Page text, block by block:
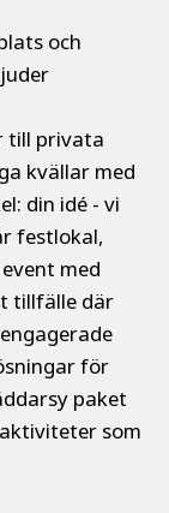
och
till privata
kvällar med
din idé - vi
festlokal,
med
tillfälle där
för
paket
som